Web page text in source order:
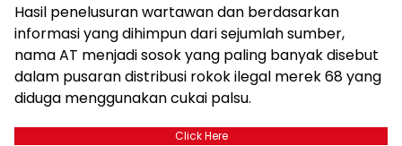
Hasil penelusuran wartawan dan berdasarkan
informasi yang dihimpun dari sejumlah sumber,
nama AT menjadi sosok yang paling banyak disebut
dalam pusaran distribusi rokok ilegal merek 68 yang
diduga menggunakan cukai palsu.
Click Here